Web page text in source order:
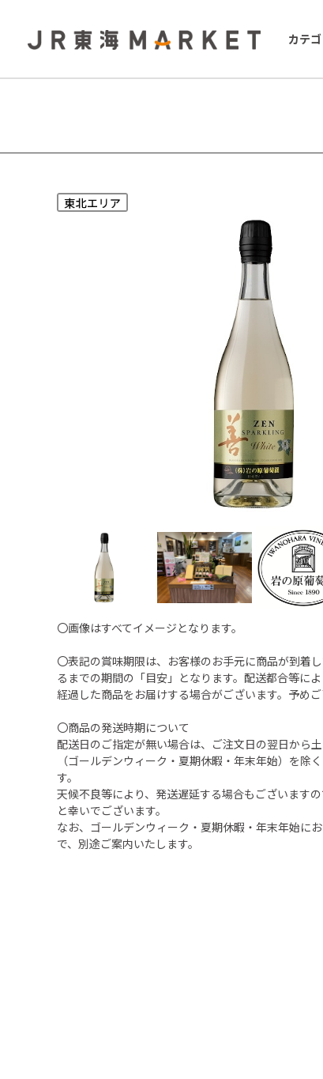
カテ
〇画像はすべてイメージとなります。
〇表記の賞味期限は、お客様のお手元に商品が到着
るまでの期間の「目安」となります。配送都合等に
経過した商品をお届けする場合がございます。予めご
〇商品の発送時期について
配送日のご指定が無い場合は、ご注文日の翌日から
（ゴールデンウィーク・夏期休暇・年末年始）を除
す。
天候不良等により、発送遅延する場合もございます
と幸いでございます。
なお、ゴールデンウィーク・夏期休暇・年末年始に
で、別途ご案内いたします。